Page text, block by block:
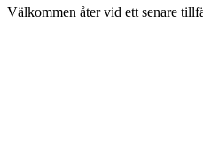
Välkommen åter vid ett senare